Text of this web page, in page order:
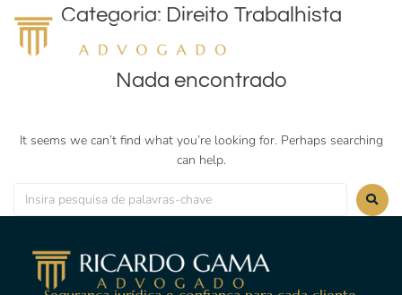
Categoria: Direito Trabalhista
Nada encontrado
It seems we can’t find what you’re looking for. Perhaps searching
can help.